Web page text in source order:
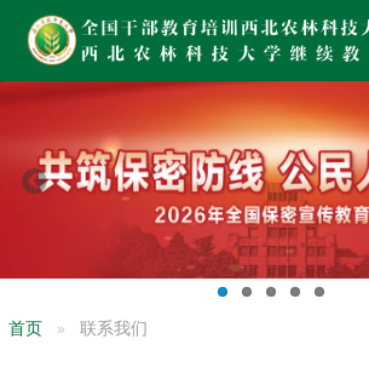
首页 联系我们